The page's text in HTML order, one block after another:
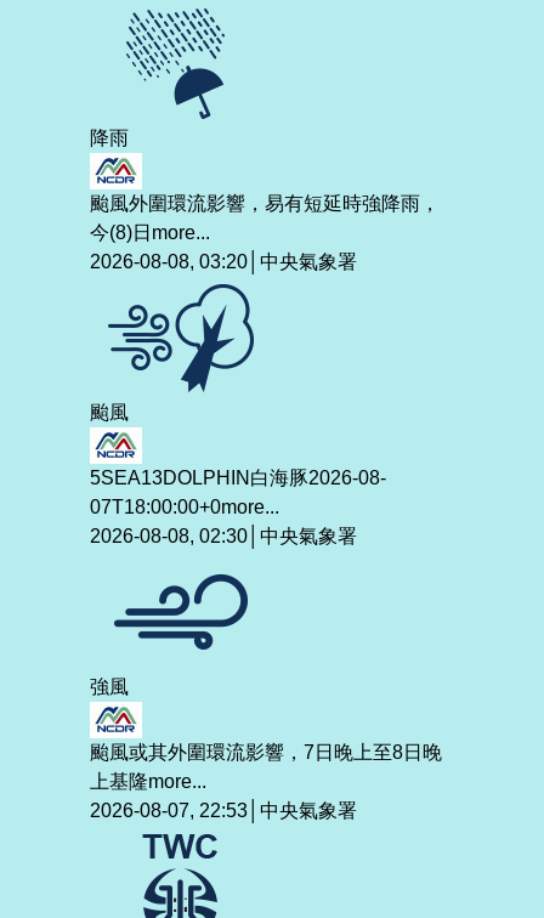
降雨
颱風外圍環流影響，易有短延時強降雨，
今(8)日 more...
2026-08-08, 03:20│中央氣象署
颱風
5SEA13DOLPHIN白海豚2026-08-
07T18:00:00+0more...
2026-08-08, 02:30│中央氣象署
強風
颱風或其外圍環流影響，7日晚上至8日晚
上基隆more...
2026-08-07, 22:53│中央氣象署